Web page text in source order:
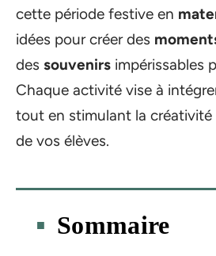
cette période festive en
idées pour créer des
des souvenirs impérissables
Chaque activité vise à
tout en stimulant la créativité
de vos élèves.
Sommaire